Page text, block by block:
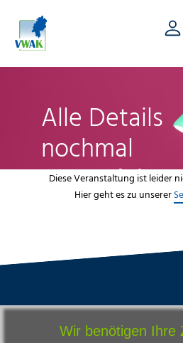
Alle Details
nochmal
genau
Diese Veranstaltung ist leider
Hier geht es zu unserer
VWAK
Karriere
Standorte
Darmstadt
Wir benötigen Ihre